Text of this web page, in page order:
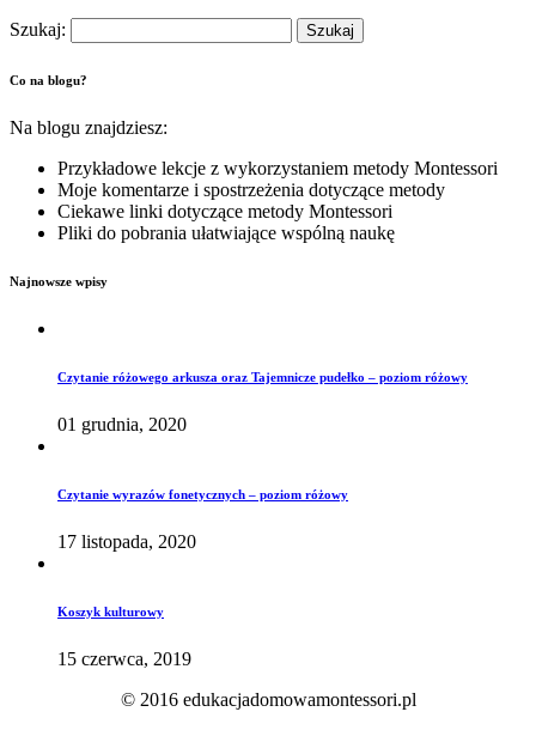
Szukaj:
Co na blogu?
Na blogu znajdziesz:
Przykładowe lekcje z wykorzystaniem metody Montessori
Moje komentarze i spostrzeżenia dotyczące metody
Ciekawe linki dotyczące metody Montessori
Pliki do pobrania ułatwiające wspólną naukę
Najnowsze wpisy
Czytanie różowego arkusza oraz Tajemnicze pudełko – poziom różowy
01 grudnia, 2020
Czytanie wyrazów fonetycznych – poziom różowy
17 listopada, 2020
Koszyk kulturowy
15 czerwca, 2019
© 2016 edukacjadomowamontessori.pl